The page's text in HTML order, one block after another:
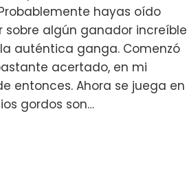
hayas oído
sobre algún ganador increíble
auténtica ganga. Comenzó
acertado, en mi
entonces. Ahora se juega en
gordos son…